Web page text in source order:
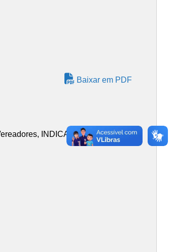
Baixar em PDF
INDICA ao Chefe do Poder